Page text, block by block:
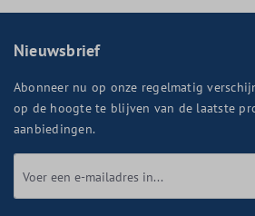
Nieuwsbrief
Abonneer nu op onze regelmatig
op de hoogte te blijven van de laatste
aanbiedingen.